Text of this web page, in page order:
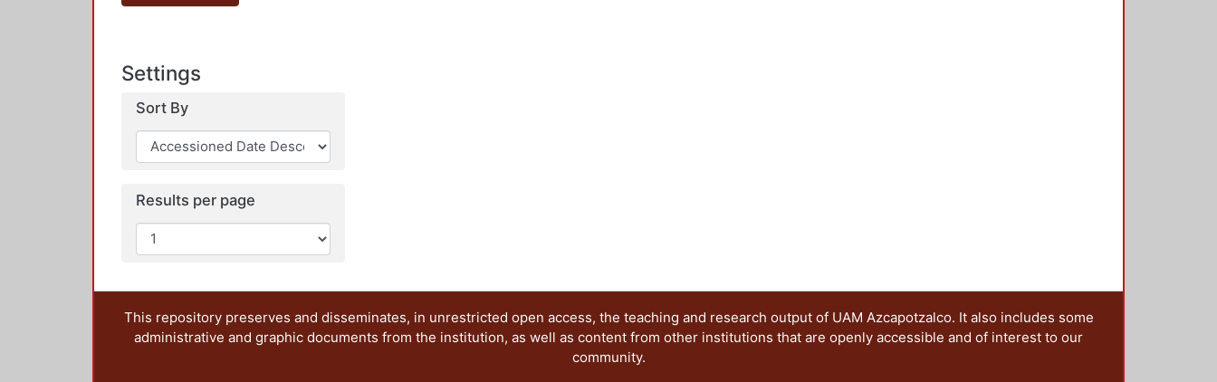
Settings
Sort By
Results per page
This repository preserves and disseminates, in unrestricted open access, the teaching and research output of UAM Azcapotzalco. It also includes some
administrative and graphic documents from the institution, as well as content from other institutions that are openly accessible and of interest to our
community.